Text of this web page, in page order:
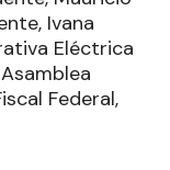
Ivana
Eléctrica
Federal,